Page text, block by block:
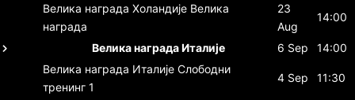
Велика награда Холандије Велика
награда
23
Aug
14:00
Велика награда Италије 6 Sep
14:00
Велика награда Италије Слободни
тренинг 1
4 Sep 11:30